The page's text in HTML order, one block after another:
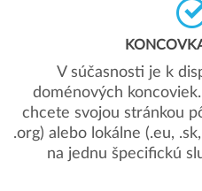
V súčasnosti je k
doménových
chcete svojou stránkou
.org) alebo lokálne (.eu,
na jednu špecifickú